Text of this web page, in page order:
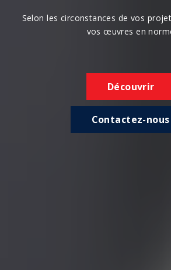
Selon les circonstances de vos
vos œuvres en
Découvrir
Contactez-nous